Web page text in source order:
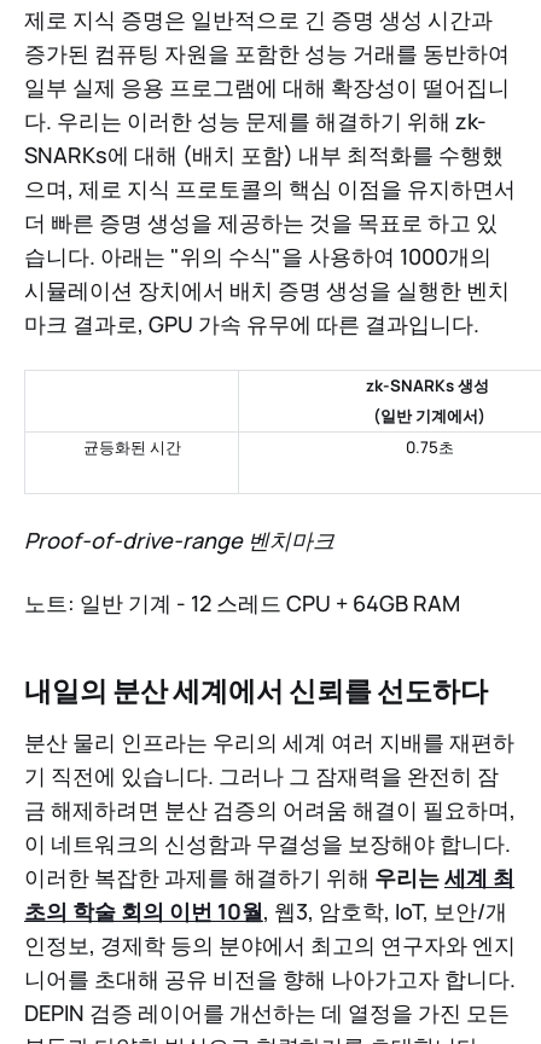
제로 지식 증명은 일반적으로 긴 증명 생성 시간과
증가된 컴퓨팅 자원을 포함한 성능 거래를 동반하여
일부 실제 응용 프로그램에 대해 확장성이 떨어집니
다. 우리는 이러한 성능 문제를 해결하기 위해 zk-
SNARKs에 대해 (배치 포함) 내부 최적화를 수행했
으며, 제로 지식 프로토콜의 핵심 이점을 유지하면서
더 빠른 증명 생성을 제공하는 것을 목표로 하고 있
습니다. 아래는 "위의 수식"을 사용하여 1000개의
시뮬레이션 장치에서 배치 증명 생성을 실행한 벤치
마크 결과로, GPU 가속 유무에 따른 결과입니다.
zk-SNARKs 생성
(일반 기계에서)
균등화된 시간
0.75초
Proof-of-drive-range 벤치마크
노트: 일반 기계 - 12 스레드 CPU + 64GB RAM
내일의 분산 세계에서 신뢰를 선도하다
분산 물리 인프라는 우리의 세계 여러 지배를 재편하
기 직전에 있습니다. 그러나 그 잠재력을 완전히 잠
금 해제하려면 분산 검증의 어려움 해결이 필요하며,
이 네트워크의 신성함과 무결성을 보장해야 합니다.
이러한 복잡한 과제를 해결하기 위해 우리는세계 최
초의 학술 회의 이번 10월, 웹3, 암호학, IoT, 보안/개
인정보, 경제학 등의 분야에서 최고의 연구자와 엔지
니어를 초대해 공유 비전을 향해 나아가고자 합니다.
DEPIN 검증 레이어를 개선하는 데 열정을 가진 모든